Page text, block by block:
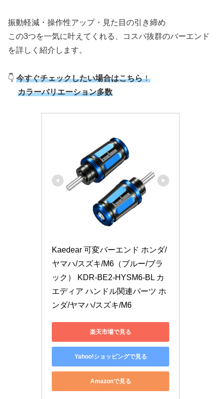
振動軽減・操作性アップ・見た目の引き締め
この3つを一気に叶えてくれる、コスパ抜群のバーエンド
を詳しく紹介します。
👇 今すぐチェックしたい場合はこちら！
カラーバリエーション多数
Kaedear 可変バーエンド ホンダ/
ヤマハ/スズキ/M6（ブルー/ブラ
ック） KDR-BE2-HYSM6-BL カ
エディア ハンドル関連パーツ ホ
ンダ/ヤマハ/スズキ/M6
楽天市場で見る
Yahoo!ショッピングで見る
Amazonで見る